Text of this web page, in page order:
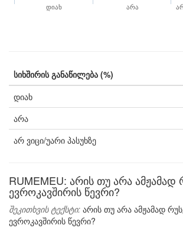
დიახ არა
სიხშირის განაწილება (%)
დიახ
არა
არ ვიცი/უარი პასუხზე
RUMEMEU: არის თუ არა ამჟამად
ევროკავშირის წევრი?
შეკითხვის ტექსტი: არის თუ არა ამჟამად
ევროკავშირის წევრი?